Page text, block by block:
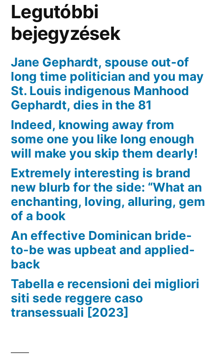
la
testa
Legutóbbi
bejegyzések
Jane Gephardt, spouse out-of
long time politician and you may
St. Louis indigenous Manhood
Gephardt, dies in the 81
Indeed, knowing away from
some one you like long enough
will make you skip them dearly!
Extremely interesting is brand
new blurb for the side: “What an
enchanting, loving, alluring, gem
of a book
An effective Dominican bride-
to-be was upbeat and applied-
back
Tabella e recensioni dei migliori
siti sede reggere caso
transessuali [2023]